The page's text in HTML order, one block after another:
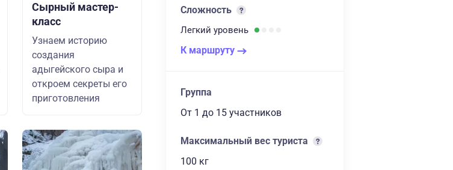
Сырный мастер-
класс
Узнаем историю
создания
адыгейского сыра и
откроем секреты его
приготовления
Сложность
Легкий уровень
К маршруту
Группа
От 1 до 15 участников
Максимальный вес туриста
100 кг